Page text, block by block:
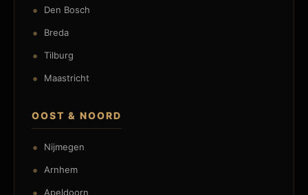
Den Bosch
Breda
Tilburg
Maastricht
OOST & NOORD
Nijmegen
Arnhem
Apeldoorn